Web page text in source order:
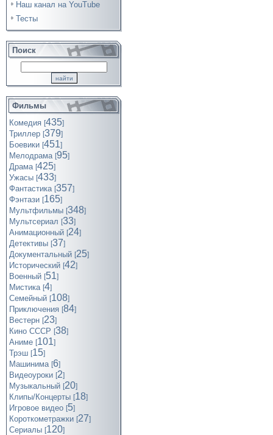
Наш канал на YouTube
Тесты
Поиск
Фильмы
Комедия [435]
Триллер [379]
Боевики [451]
Мелодрама [95]
Драма [425]
Ужасы [433]
Фантастика [357]
Фэнтази [165]
Мультфильмы [348]
Мультсериал [33]
Анимационный [24]
Детективы [37]
Документальный [25]
Исторический [42]
Военный [51]
Мистика [4]
Семейный [108]
Приключения [84]
Вестерн [23]
Кино СССР [38]
Аниме [101]
Трэш [15]
Машинима [6]
Видеоуроки [2]
Музыкальный [20]
Клипы/Концерты [18]
Игровое видео [5]
Короткометражки [27]
Cериалы [120]